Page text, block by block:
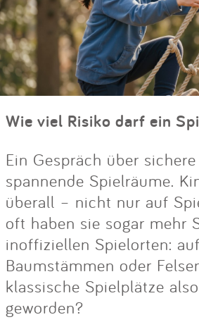
Wie viel Risiko darf ein
Ein Gespräch über
spannende Spielräume.
überall – nicht nur auf
oft haben sie sogar mehr
inoffiziellen Spielorten:
Baumstämmen oder
klassische Spielplätze
geworden?